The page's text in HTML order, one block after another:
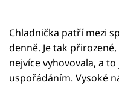
Chladnička patří mezi
denně. Je tak
nejvíce vyhovovala, a
uspořádáním. Vysoké